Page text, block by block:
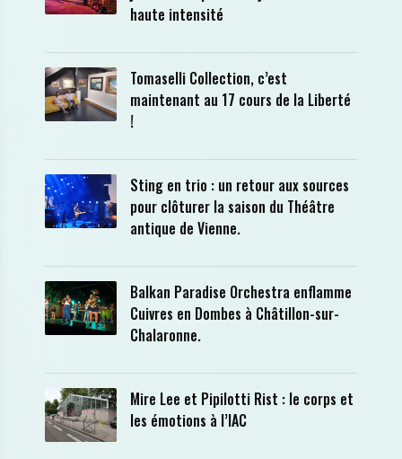
haute intensité
Tomaselli Collection, c’est
maintenant au 17 cours de la Liberté
!
Sting en trio : un retour aux sources
pour clôturer la saison du Théâtre
antique de Vienne.
Balkan Paradise Orchestra enflamme
Cuivres en Dombes à Châtillon-sur-
Chalaronne.
Mire Lee et Pipilotti Rist : le corps et
les émotions à l’IAC